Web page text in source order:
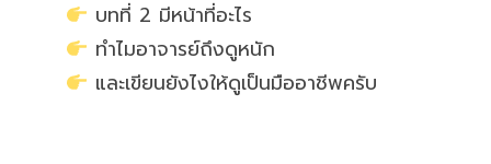
บทที่ 2 มีหน้าที่อะไร
ทำไมอาจารย์ถึงดูหนัก
และเขียนยังไงให้ดูเป็นมืออาชีพครับ